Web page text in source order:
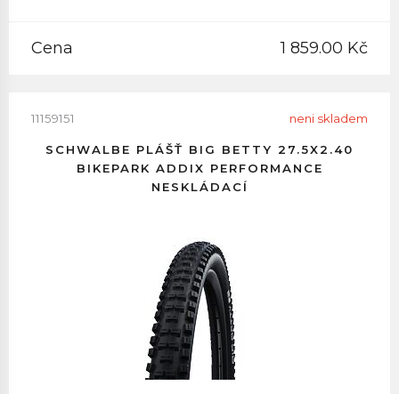
Cena 1 859.00 Kč
11159151 neni skladem
SCHWALBE PLÁŠŤ BIG BETTY 27.5X2.40
BIKEPARK ADDIX PERFORMANCE
NESKLÁDACÍ